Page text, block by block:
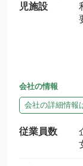
児施設
会社の情報
会社の詳細情報
従業員数